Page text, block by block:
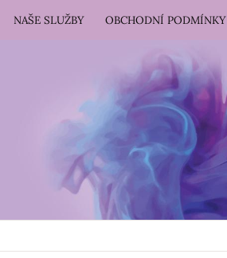
NAŠE SLUŽBY OBCHODNÍ PODMÍNKY